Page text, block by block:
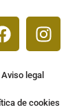
Aviso legal
de cookies